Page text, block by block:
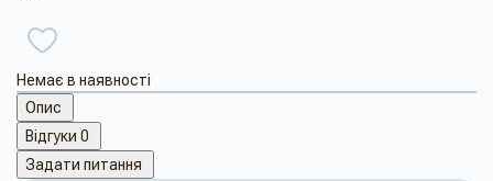
Немає в наявності
Опис
Відгуки 0
Задати питання